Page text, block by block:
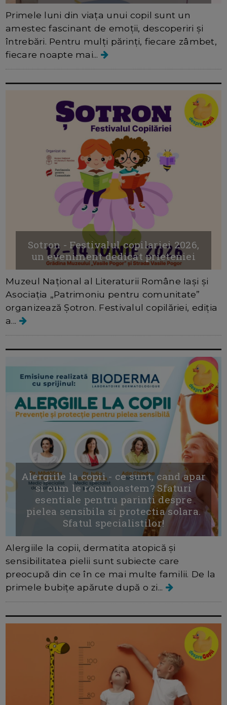
Primele luni din viața unui copil sunt un
amestec fascinant de emoții, descoperiri și
întrebări. Pentru mulți părinți, fiecare zâmbet,
fiecare noapte mai...
Sotron - Festivalul copilariei 2026,
un eveniment dedicat prieteniei
Muzeul Național al Literaturii Române Iași și
Asociația „Patrimoniu pentru comunitate”
organizează Șotron. Festivalul copilăriei, ediția
a...
Alergiile la copii - ce sunt, cand apar
si cum le recunoastem? Sfaturi
esentiale pentru parinti despre
pielea sensibila si protectia solara.
Sfatul specialistilor!
Alergiile la copii, dermatita atopică și
sensibilitatea pielii sunt subiecte care
preocupă din ce în ce mai multe familii. De la
primele bubițe apărute după o zi...